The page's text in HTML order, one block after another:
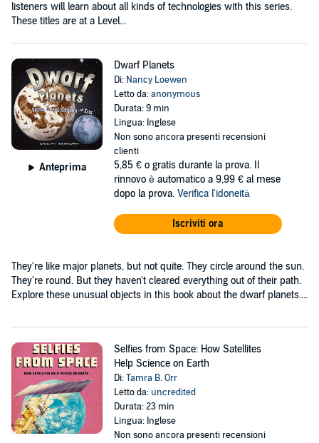
listeners will learn about all kinds of technologies with this series.
These titles are at a Level...
Anteprima
Dwarf Planets
Di: Nancy Loewen
Letto da:anonymous
Durata: 9 min
Lingua: Inglese
Non sono ancora presenti recensioni
clienti
5,85 € o gratis durante la prova. Il
rinnovo è automatico a 9,99 € al mese
dopo la prova. Verifica l'idoneità
Iscriviti ora
They're like major planets, but not quite. They circle around the sun.
They're round. But they haven't cleared everything out of their path.
Explore these unusual objects in this book about the dwarf planets....
Selfies from Space: How Satellites
Help Science on Earth
Di:Tamra B. Orr
Letto da: uncredited
Durata: 23 min
Lingua: Inglese
Non sono ancora presenti recensioni